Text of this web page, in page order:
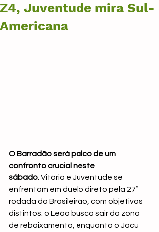
Z4, Juventude mira Sul-
Americana
O Barradão será palco de um
confronto crucial neste
sábado. Vitória e Juventude se
enfrentam em duelo direto pela 27ª
rodada do Brasileirão, com objetivos
distintos: o Leão busca sair da zona
de rebaixamento, enquanto o Jacu